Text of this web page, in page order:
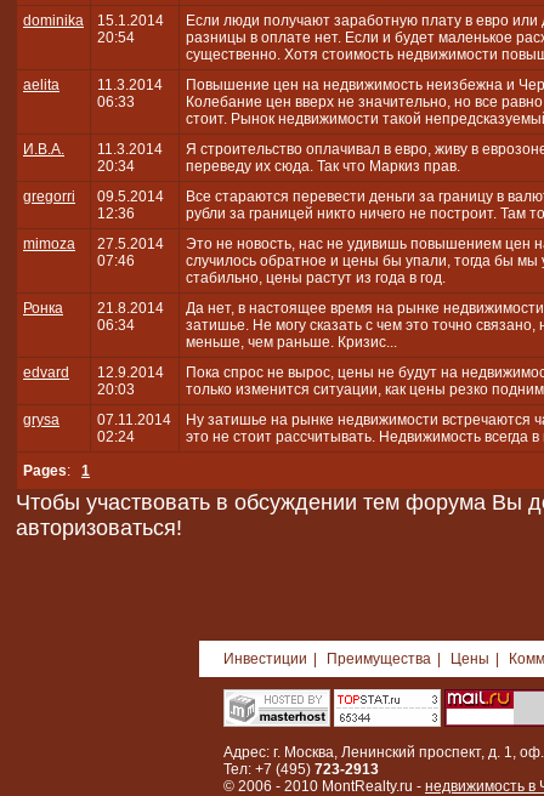
dominika
15.1.2014
20:54
Если люди получают заработную плату в евро или
разницы в оплате нет. Если и будет маленькое
существенно. Хотя стоимость недвижимости
aelita
11.3.2014
06:33
Повышение цен на недвижимость неизбежна и
Колебание цен вверх не значительно, но все
стоит. Рынок недвижимости такой
И.В.А.
11.3.2014
20:34
Я строительство оплачивал в евро, живу в
переведу их сюда. Так что Маркиз прав.
gregorri
09.5.2014
12:36
Все стараются перевести деньги за границу в
рубли за границей никто ничего не построит. Там
mimoza
27.5.2014
07:46
Это не новость, нас не удивишь повышением цен
случилось обратное и цены бы упали, тогда бы мы
стабильно, цены растут из года в год.
Ронка
21.8.2014
06:34
Да нет, в настоящее время на рынке
затишье. Не могу сказать с чем это точно
меньше, чем раньше. Кризис...
edvard
12.9.2014
20:03
Пока спрос не вырос, цены не будут на
только изменится ситуации, как цены резко
grysa
07.11.2014
02:24
Ну затишье на рынке недвижимости встречаются
это не стоит рассчитывать. Недвижимость всегда в
Pages: 1
Чтобы участвовать в обсуждении тем форума Вы
авторизоваться!
Инвестиции Преимущества Цены
Адрес: г. Москва, Ленинский проспект, д. 1,
Тел: +7 (495) 723-2913
© 2006 - 2010 MontRealty.ru - недвижимость в